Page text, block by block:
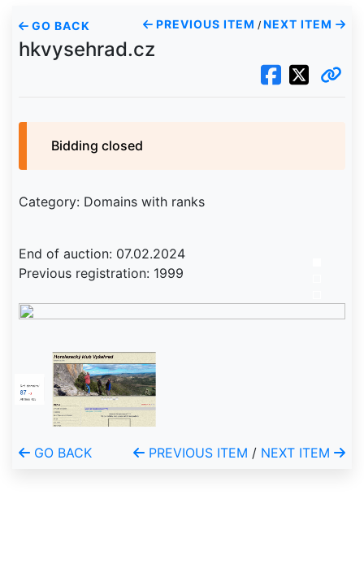
GO BACK PREVIOUS ITEM / NEXT ITEM
hkvysehrad.cz
Bidding closed
Category: Domains with ranks
End of auction: 07.02.2024
Previous registration: 1999
GO BACK PREVIOUS ITEM / NEXT ITEM